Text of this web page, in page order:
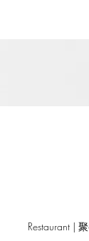
Restaurant |